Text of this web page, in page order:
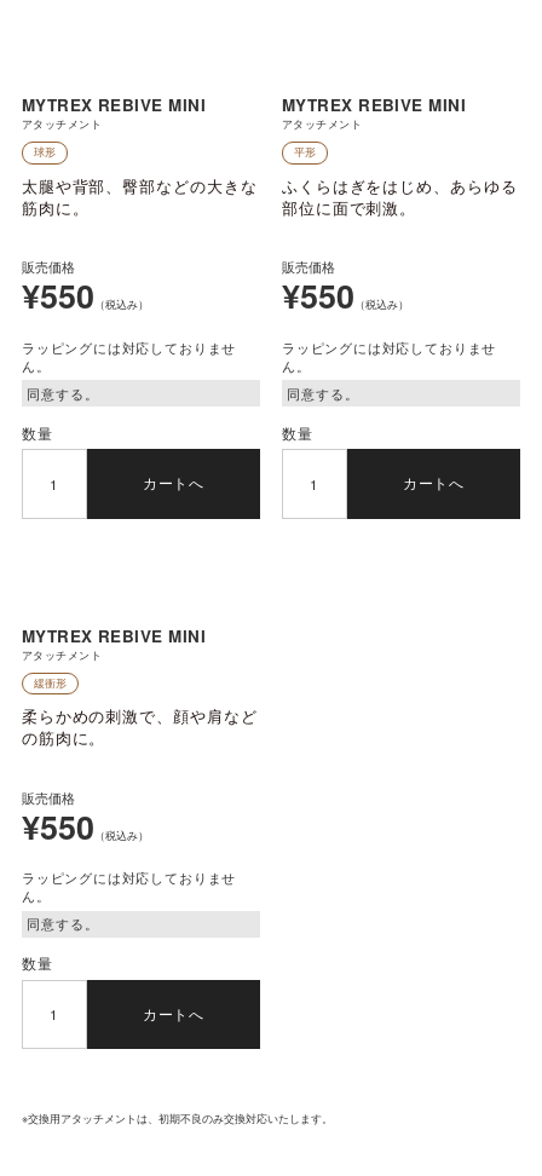
MYTREX REBIVE MINI
アタッチメント
球形
太腿や背部、臀部などの大きな
筋肉に。
販売価格
¥550 （税込み）
ラッピングには対応しておりませ
ん。
数量
カートへ
MYTREX REBIVE MINI
アタッチメント
平形
ふくらはぎをはじめ、あらゆる
部位に面で刺激。
販売価格
¥550 （税込み）
ラッピングには対応しておりませ
ん。
数量
カートへ
MYTREX REBIVE MINI
アタッチメント
緩衝形
柔らかめの刺激で、顔や肩など
の筋肉に。
販売価格
¥550 （税込み）
ラッピングには対応しておりませ
ん。
数量
カートへ
※交換用アタッチメントは、初期不良のみ交換対応いたします。